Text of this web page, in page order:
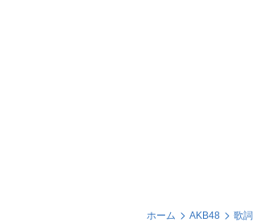
ホーム AKB48 歌詞